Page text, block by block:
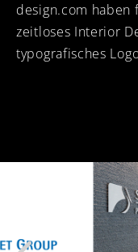
design.com
zeitloses Interior
typografisches